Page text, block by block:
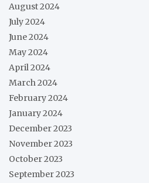
August 2024
July 2024
June 2024
May 2024
April 2024
March 2024
February 2024
January 2024
December 2023
November 2023
October 2023
September 2023